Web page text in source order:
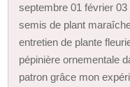
septembre 01 février
semis de plant
entretien de plante
pépinière ornementale
patron grâce mon